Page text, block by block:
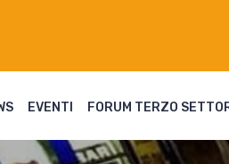
EVENTI FORUM TERZO